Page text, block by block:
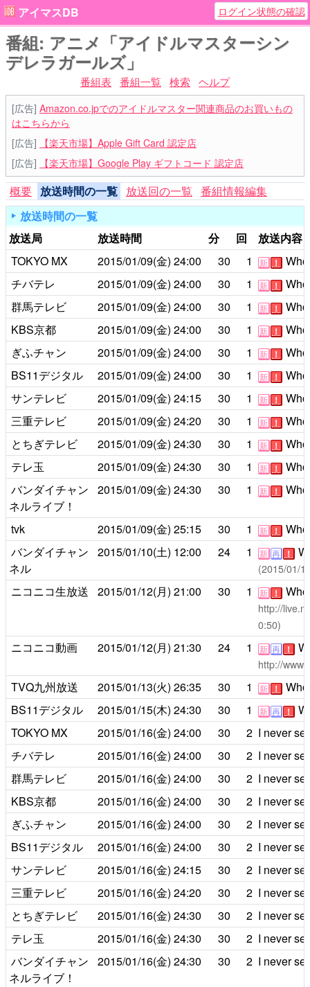
アイマスDB ログイン状態の確認
番組: アニメ「アイドルマスターシン
デレラガールズ」
番組表 番組一覧 検索 ヘルプ
[広告] Amazon.co.jpでのアイドルマスター関連商品のお買いもの
はこちらから
[広告]
【楽天市場】Apple Gift Card 認定店
[広告]
【楽天市場】Google Play ギフトコード 認定店
概要 放送時間の一覧 放送回の一覧 番組情報編集
放送時間の一覧
放送局
放送時間 分 回
放送内容
TOKYO MX
2015/01/09(金) 24:00 30 1 新 ！
チバテレ
2015/01/09(金) 24:00 30 1 新 ！
群馬テレビ
2015/01/09(金) 24:00 30 1 新 ！
KBS京都
2015/01/09(金) 24:00 30 1 新 ！
ぎふチャン
2015/01/09(金) 24:00 30 1 新 ！
BS11デジタル
2015/01/09(金) 24:00 30 1 新 ！
サンテレビ
2015/01/09(金) 24:15 30 1 新 ！
三重テレビ
2015/01/09(金) 24:20 30 1 新 ！
とちぎテレビ
2015/01/09(金) 24:30 30 1 新 ！
テレ玉
2015/01/09(金) 24:30 30 1 新 ！
バンダイチャン
ネルライブ！
2015/01/09(金) 24:30 30 1 新 ！
tvk 2015/01/09(金) 25:15 30 1 新 ！
バンダイチャン
ネル
2015/01/10(土) 12:00 24 1 新 再 ！
(2015/01/
ニコニコ生放送 2015/01/12(月) 21:00 30 1 新 ！
http://
0:50)
ニコニコ動画 2015/01/12(月) 21:30 24 1 新 再 ！
http://
TVQ九州放送 2015/01/13(火) 26:35 30 1 新 ！
BS11デジタル
2015/01/15(木) 24:30 30 1 新 再 ！
TOKYO MX
2015/01/16(金) 24:00 30 2 I never
チバテレ
2015/01/16(金) 24:00 30 2 I never
群馬テレビ
2015/01/16(金) 24:00 30 2 I never
KBS京都
2015/01/16(金) 24:00 30 2 I never
ぎふチャン
2015/01/16(金) 24:00 30 2 I never
BS11デジタル
2015/01/16(金) 24:00 30 2 I never
サンテレビ
2015/01/16(金) 24:15 30 2 I never
三重テレビ
2015/01/16(金) 24:20 30 2 I never
とちぎテレビ
2015/01/16(金) 24:30 30 2 I never
テレ玉
2015/01/16(金) 24:30 30 2 I never
バンダイチャン
ネルライブ！
2015/01/16(金) 24:30 30 2 I never